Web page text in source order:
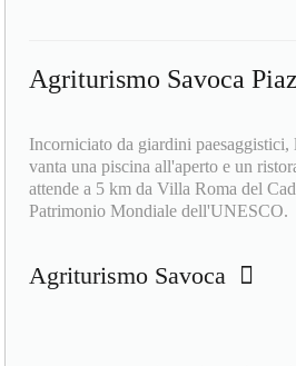
Agriturismo Savoca
Incorniciato da giardini
vanta una piscina all'aperto e un
attende a 5 km da Villa Roma del
Patrimonio Mondiale dell'UNESCO.
Agriturismo Savoca